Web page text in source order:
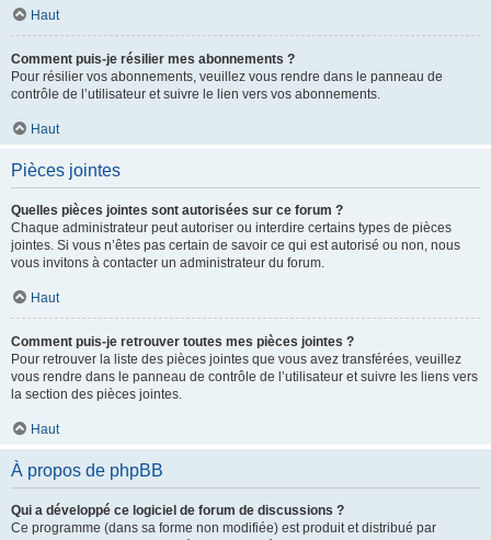
Haut
Comment puis-je résilier mes abonnements ?
Pour résilier vos abonnements, veuillez vous rendre dans le panneau de
contrôle de l’utilisateur et suivre le lien vers vos abonnements.
Haut
Pièces jointes
Quelles pièces jointes sont autorisées sur ce forum ?
Chaque administrateur peut autoriser ou interdire certains types de pièces
jointes. Si vous n’êtes pas certain de savoir ce qui est autorisé ou non, nous
vous invitons à contacter un administrateur du forum.
Haut
Comment puis-je retrouver toutes mes pièces jointes ?
Pour retrouver la liste des pièces jointes que vous avez transférées, veuillez
vous rendre dans le panneau de contrôle de l’utilisateur et suivre les liens vers
la section des pièces jointes.
Haut
À propos de phpBB
Qui a développé ce logiciel de forum de discussions ?
Ce programme (dans sa forme non modifiée) est produit et distribué par